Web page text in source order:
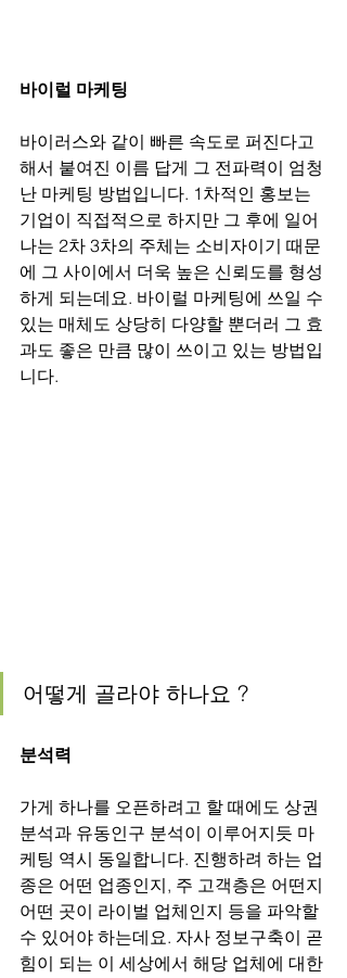
바이럴 마케팅
바이러스와 같이 빠른 속도로 퍼진다고
해서 붙여진 이름 답게 그 전파력이 엄청
난 마케팅 방법입니다. 1차적인 홍보는
기업이 직접적으로 하지만 그 후에 일어
나는 2차 3차의 주체는 소비자이기 때문
에 그 사이에서 더욱 높은 신뢰도를 형성
하게 되는데요. 바이럴 마케팅에 쓰일 수
있는 매체도 상당히 다양할 뿐더러 그 효
과도 좋은 만큼 많이 쓰이고 있는 방법입
니다.
어떻게 골라야 하나요 ?
분석력
가게 하나를 오픈하려고 할 때에도 상권
분석과 유동인구 분석이 이루어지듯 마
케팅 역시 동일합니다. 진행하려 하는 업
종은 어떤 업종인지, 주 고객층은 어떤지
어떤 곳이 라이벌 업체인지 등을 파악할
수 있어야 하는데요. 자사 정보구축이 곧
힘이 되는 이 세상에서 해당 업체에 대한